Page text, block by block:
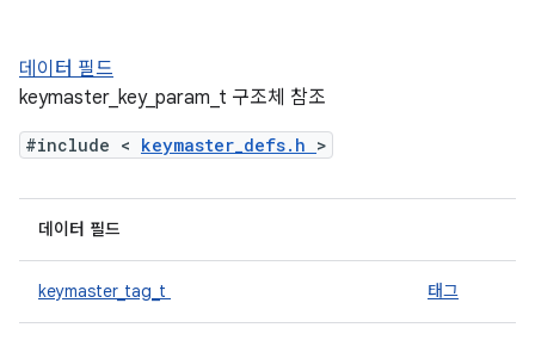
데이터 필드
keymaster_key_param_t 구조체 참조
#include < keymaster_defs.h >
데이터 필드
keymaster_tag_t 태그